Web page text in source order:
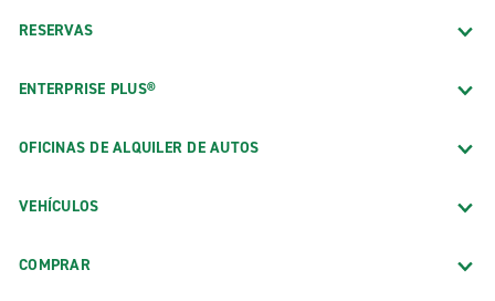
RESERVAS
ENTERPRISE PLUS®
OFICINAS DE ALQUILER DE AUTOS
VEHÍCULOS
COMPRAR